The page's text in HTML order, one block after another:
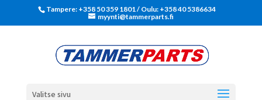
Tampere: +358 50 359 1801‬ / Oulu: +358 40 5386634
myynti@tammerparts.fi
Valitse sivu